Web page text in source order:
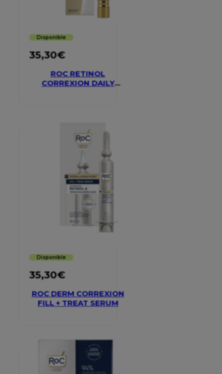
Disponible
35,30€
ROC RETINOL
CORREXION DAILY
Disponible
35,30€
ROC DERM CORREXION
FILL + TREAT SERUM